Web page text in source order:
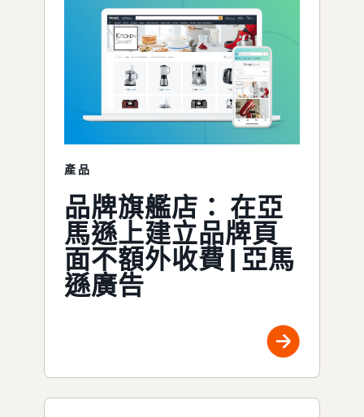
產品
品牌旗艦店： 在亞
馬遜上建立品牌頁
面不額外收費 | 亞馬
遜廣告